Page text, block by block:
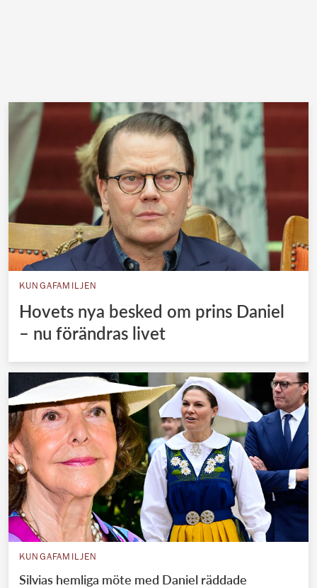
KUNGAFAMILJEN
Hovets nya besked om prins Daniel
– nu förändras livet
KUNGAFAMILJEN
Silvias hemliga möte med Daniel räddade